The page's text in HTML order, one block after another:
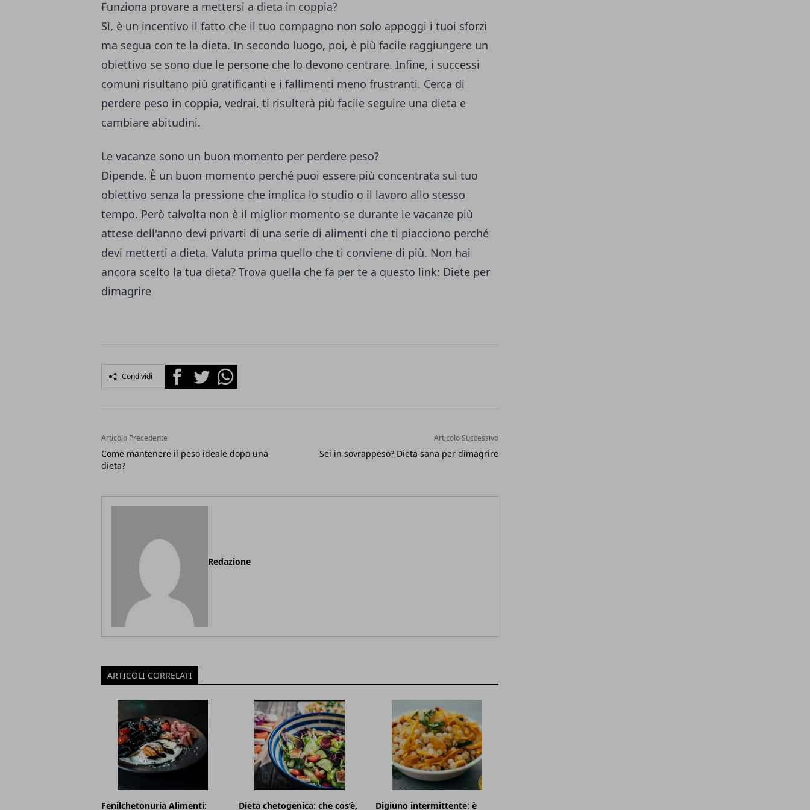
Funziona provare a mettersi a dieta in coppia?
Sì, è un incentivo il fatto che il tuo compagno non solo appoggi i tuoi sforzi
ma segua con te la dieta. In secondo luogo, poi, è più facile raggiungere un
obiettivo se sono due le persone che lo devono centrare. Infine, i successi
comuni risultano più gratificanti e i fallimenti meno frustranti. Cerca di
perdere peso in coppia, vedrai, ti risulterà più facile seguire una dieta e
cambiare abitudini.
Le vacanze sono un buon momento per perdere peso?
Dipende. È un buon momento perché puoi essere più concentrata sul tuo
obiettivo senza la pressione che implica lo studio o il lavoro allo stesso
tempo. Però talvolta non è il miglior momento se durante le vacanze più
attese dell'anno devi privarti di una serie di alimenti che ti piacciono perché
devi metterti a dieta. Valuta prima quello che ti conviene di più. Non hai
ancora scelto la tua dieta? Trova quella che fa per te a questo link: Diete per
dimagrire
Condividi FacebookTwitterWhatsapp
Articolo Precedente
Come mantenere il peso ideale dopo una
dieta?
Articolo Successivo
Sei in sovrappeso? Dieta sana per dimagrire
Redazione
ARTICOLI CORRELATI
Fenilchetonuria Alimenti: Dieta chetogenica: che cos’è, Digiuno intermittente: è